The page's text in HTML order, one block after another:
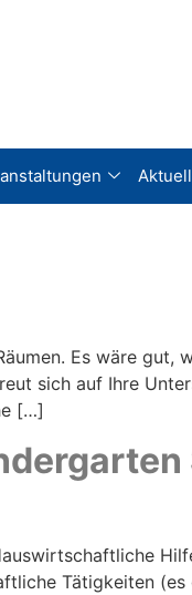
Es wäre gut,
sich auf Ihre
[…]
Tätigkeiten